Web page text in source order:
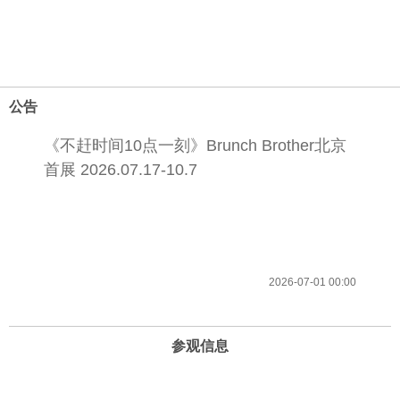
公告
《不赶时间10点一刻》Brunch Brother北京
首展 2026.07.17-10.7
2026-07-01 00:00
参观信息